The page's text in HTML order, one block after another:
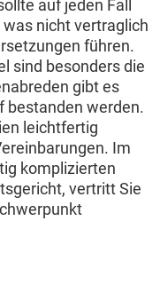
auf jeden Fall
nicht vertraglich
führen.
sind besonders die
gibt es
bestanden werden.
leichtfertig
Im
komplizierten
vertritt Sie